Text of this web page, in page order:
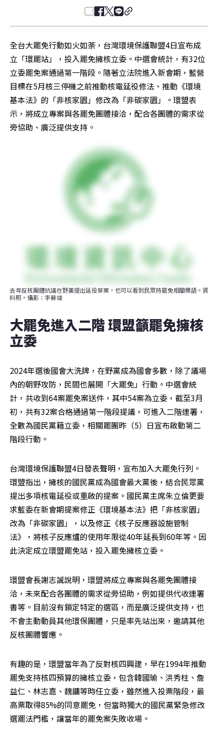
全台大罷免行動如火如荼，台灣環境保護聯盟4日宣布成
立「環罷站」，投入罷免擁核立委。中選會統計，有32位
立委罷免案通過第一階段。隨著立法院進入新會期，藍營
目標在5月核三停機之前推動核電延役修法、推動《環境
基本法》的「非核家園」修改為「非碳家園」。環盟表
示，將成立專案與各罷免團體接洽，配合各團體的需求從
旁協助、廣泛提供支持。
去年反核團體抗議在野黨提出延役草案，也可以看到民眾持罷免相關標語。資
料照。攝影：李蘇竣
大罷免進入二階 環盟籲罷免擁核
立委
2024年選後國會大洗牌，在野黨成為國會多數，除了議場
內的朝野攻防，民間也展開「大罷免」行動。中選會統
計，共收到64案罷免案送件，其中54案為立委，截至3月
初，共有32案合格通過第一階段提議，可進入二階連署，
全數為國民黨籍立委，相關罷團昨（5）日宣布啟動第二
階段行動。
台灣環境保護聯盟4日發表聲明，宣布加入大罷免行列。
環盟指出，擁核的國民黨成為國會最大黨後，結合民眾黨
提出多項核電延役或重啟的提案。國民黨主席朱立倫更要
求藍委在新會期提案修正《環境基本法》把「非核家園」
改為「非碳家園」，以及修正《核子反應器設施管制
法》，將核子反應爐的使用年限從40年延長到60年等。因
此決定成立環盟罷免站，投入罷免擁核立委。
環盟會長謝志誠說明，環盟將成立專案與各罷免團體接
洽，未來配合各團體的需求從旁協助，例如提供代收連署
書等。目前沒有鎖定特定的選區，而是廣泛提供支持，也
不會主動動員其他環保團體，只是率先站出來，邀請其他
反核團體響應。
有趣的是，環盟當年為了反對核四興建，早在1994年推動
罷免支持核四預算的擁核立委，包含韓國瑜、洪秀柱、詹
益仁、林志嘉、魏鏞等時任立委，雖然進入投票階段，最
高票取得85%的同意罷免，但當時獨大的國民黨緊急修改
選罷法門檻，讓當年的罷免案失敗收場。